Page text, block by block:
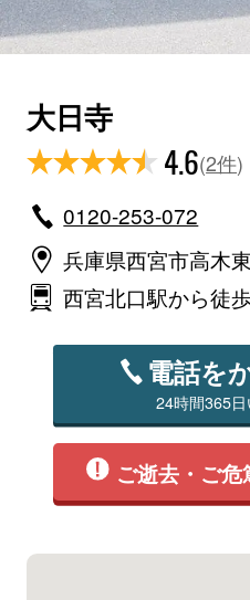
大日寺
4.6(2件)
0120-253-072
兵庫県西宮市高木
西宮北口駅から徒
電話を
24時間365
ご逝去・ご危